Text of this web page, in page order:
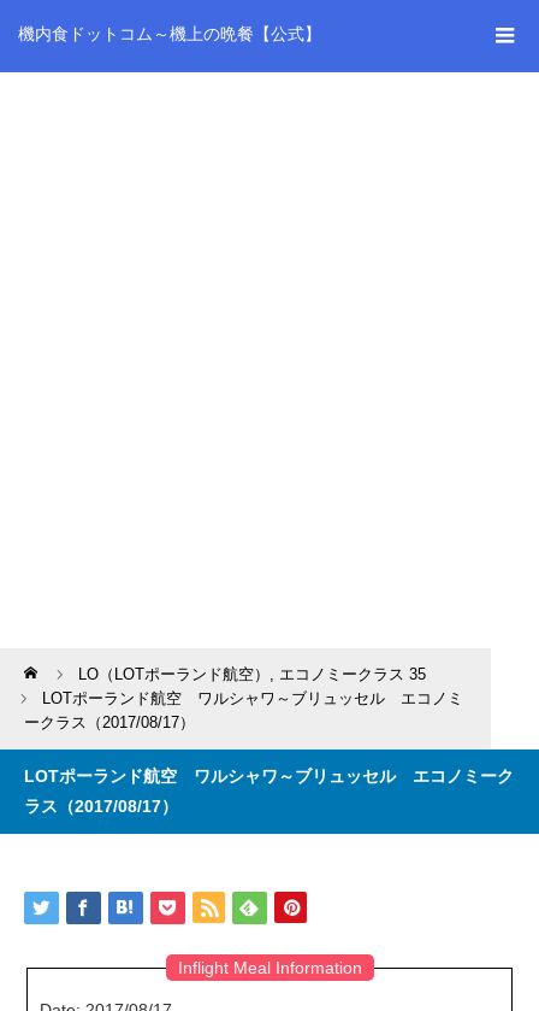
機内食ドットコム～機上の晩餐【公式】
Home LO（LOTポーランド航空） , エコノミークラス 35
LOTポーランド航空 ワルシャワ～ブリュッセル エコノミ
ークラス（2017/08/17）
LOTポーランド航空 ワルシャワ～ブリュッセル エコノミーク
ラス（2017/08/17）
Inflight Meal Information